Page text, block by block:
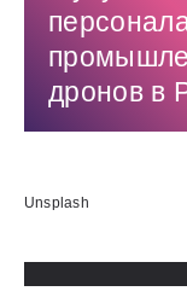
дронов в
Использованные
Unsplash